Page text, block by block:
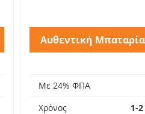
Αυθεντική
Με 24% ΦΠΑ
Χρόνος
1-